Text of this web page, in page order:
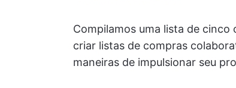
Compilamos uma lista de cinco
criar listas de compras
maneiras de impulsionar seu